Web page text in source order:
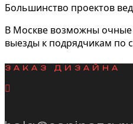
Большинство проектов
В Москве возможны очные
выезды к подрядчикам по
ЗАКАЗ ДИЗАЙНА